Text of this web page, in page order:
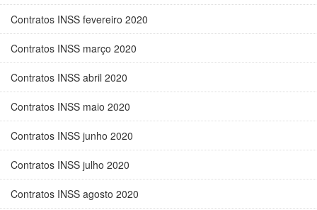
Contratos INSS fevereiro 2020
Contratos INSS março 2020
Contratos INSS abril 2020
Contratos INSS maio 2020
Contratos INSS junho 2020
Contratos INSS julho 2020
Contratos INSS agosto 2020